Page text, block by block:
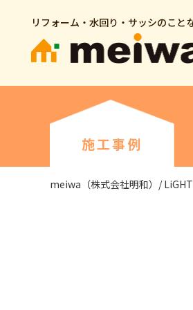
リフォーム・水回り・サッシのこと
施工事例
meiwa（株式会社明和）/ LiGHT